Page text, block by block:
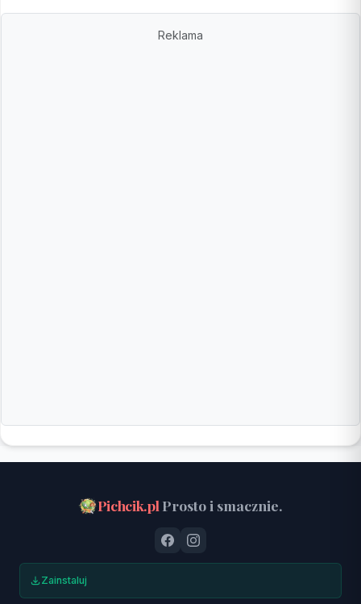
Reklama
Pichcik.pl Prosto i smacznie.
Zainstaluj